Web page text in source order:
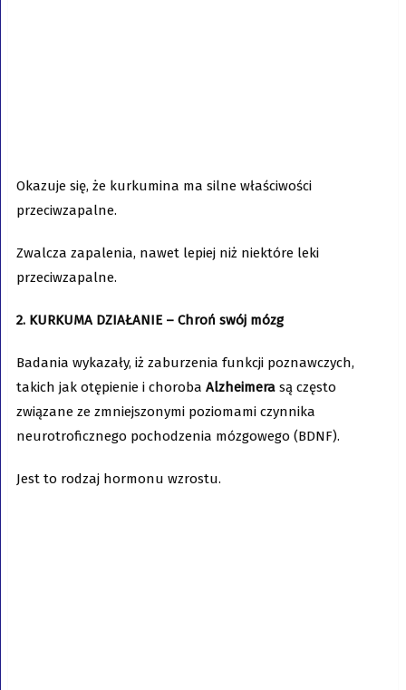
Okazuje się, że kurkumina ma silne właściwości
przeciwzapalne.
Zwalcza zapalenia, nawet lepiej niż niektóre leki
przeciwzapalne.
2. KURKUMA DZIAŁANIE – Chroń swój mózg
Badania wykazały, iż zaburzenia funkcji poznawczych,
takich jak otępienie i choroba Alzheimerasą często
związane ze zmniejszonymi poziomami czynnika
neurotroficznego pochodzenia mózgowego (BDNF).
Jest to rodzaj hormonu wzrostu.